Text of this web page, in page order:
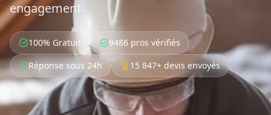
engagement.
100% Gratuit
9486 pros vérifiés
Réponse sous 24h
15 847+ devis envoyés